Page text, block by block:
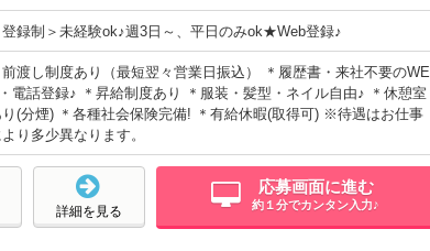
登録制＞未経験ok♪週3日～、平日のみok★Web登録♪
前渡し制度あり（最短翌々営業日振込） ＊履歴書・来社不要のWE
電話登録♪ ＊昇給制度あり ＊服装・髪型・ネイル自由♪ ＊休憩室
り(分煙) ＊各種社会保険完備! ＊有給休暇(取得可) ※待遇はお仕事
り多少異なります。
応募画面に進む
約１分でカンタン入力♪
詳細を見る